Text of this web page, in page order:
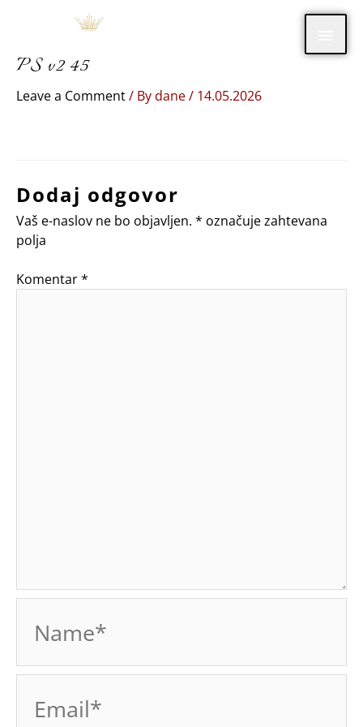
PS v2 45
Leave a Comment/ Bydane/ 14.05.2026
Dodaj odgovor
Vaš e-naslov ne bo objavljen. * označuje zahtevana
polja
Komentar*